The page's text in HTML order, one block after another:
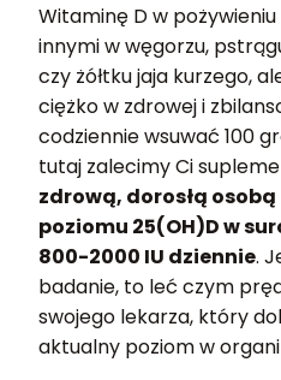
Witaminę D w
innymi w węgorzu,
czy żółtku jaja kurzego,
ciężko w zdrowej i
codziennie wsuwać 100
tutaj zalecimy Ci
zdrową, dorosłą osobą
poziomu 25(OH)D w
800-2000 IU dziennie.
badanie, to leć czym
swojego lekarza, który
aktualny poziom w